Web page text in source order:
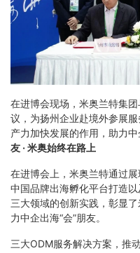
在进博会现场，米奥兰特集
议，为扬州企业赴境外参展
产力加快发展的作用，助力中
友 · 米奥始终在路上
在进博会上，米奥兰特通过
中国品牌出海孵化平台打造
三大领域的创新实践，彰显
力中企出海“会”朋友。
三大ODM服务解决方案，推